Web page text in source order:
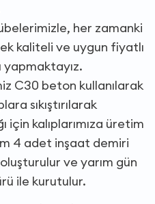
her zamanki
kaliteli ve uygun fiyatlı
yapmaktayız.
C30 beton kullanılarak
sıkıştırılarak
için kalıplarımıza üretim
4 adet inşaat demiri
ve yarım gün
ile kurutulur.